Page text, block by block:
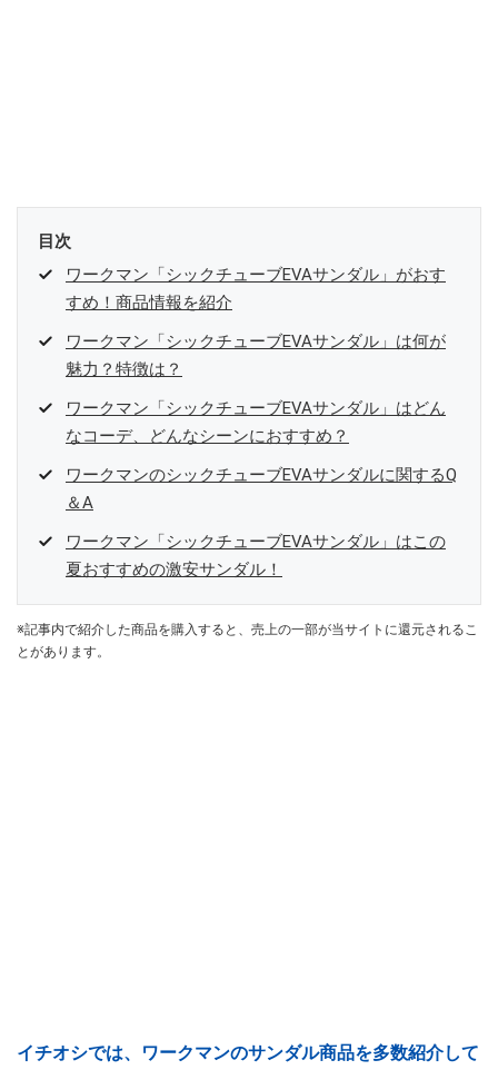
目次
ワークマン「シックチューブEVAサンダル」がおす
すめ！商品情報を紹介
ワークマン「シックチューブEVAサンダル」は何が
魅力？特徴は？
ワークマン「シックチューブEVAサンダル」はどん
なコーデ、どんなシーンにおすすめ？
ワークマンのシックチューブEVAサンダルに関するQ
＆A
ワークマン「シックチューブEVAサンダル」はこの
夏おすすめの激安サンダル！
※記事内で紹介した商品を購入すると、売上の一部が当サイトに還元されるこ
とがあります。
イチオシでは、ワークマンのサンダル商品を多数紹介して